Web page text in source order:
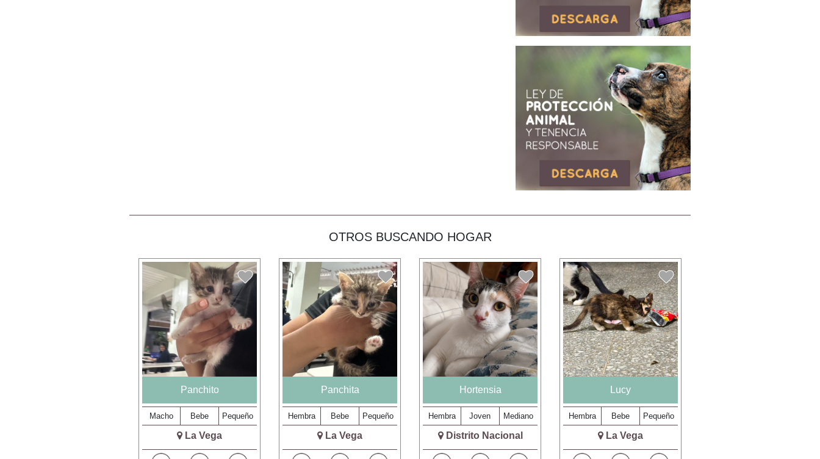
OTROS BUSCANDO HOGAR
Panchito
Macho Bebe Pequeño
La Vega
Panchita
Hembra Bebe Pequeño
La Vega
Hortensia
Hembra Joven Mediano
Distrito Nacional
Lucy
Hembra Bebe Pequeño
La Vega